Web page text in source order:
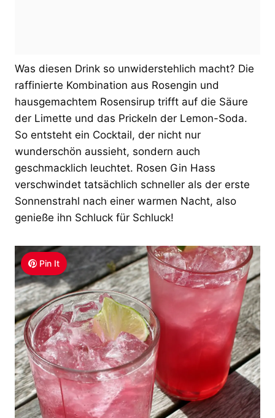
Was diesen Drink so unwiderstehlich macht? Die
raffinierte Kombination aus Rosengin und
hausgemachtem Rosensirup trifft auf die Säure
der Limette und das Prickeln der Lemon-Soda.
So entsteht ein Cocktail, der nicht nur
wunderschön aussieht, sondern auch
geschmacklich leuchtet. Rosen Gin Hass
verschwindet tatsächlich schneller als der erste
Sonnenstrahl nach einer warmen Nacht, also
genieße ihn Schluck für Schluck!
Pin It